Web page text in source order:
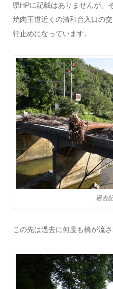
県HPに記載はありませんが、
焼肉王道近くの清和台入口の
行止めになっています。
過去
この先は過去に何度も橋が流